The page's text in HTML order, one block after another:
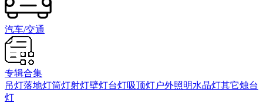
汽车/交通
专辑合集
吊灯落地灯筒灯射灯壁灯台灯吸顶灯户外照明水晶灯其它烛台
灯